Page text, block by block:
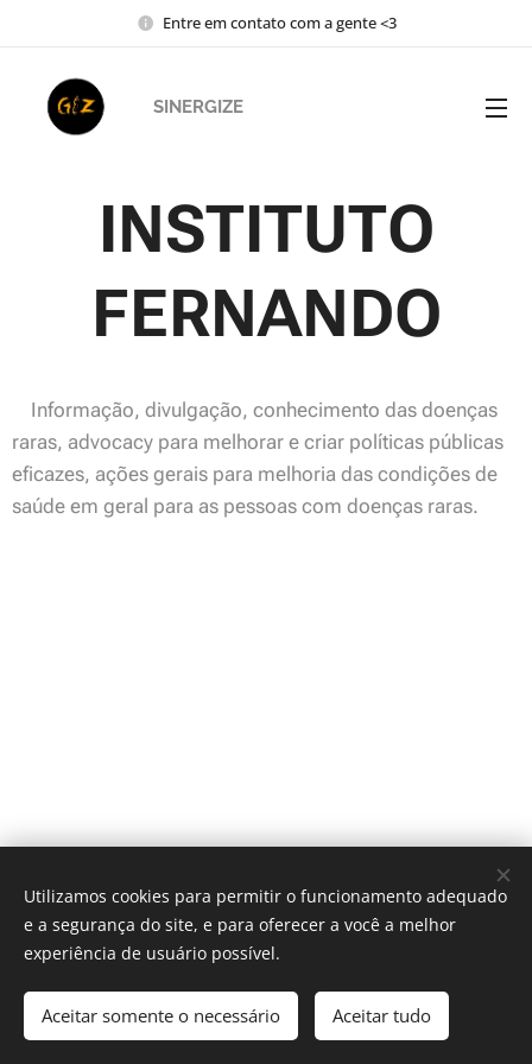
Entre em contato com a gente <3
SINERGIZE
INSTITUTO
FERNANDO
Informação, divulgação, conhecimento das doenças
raras, advocacy para melhorar e criar políticas públicas
eficazes, ações gerais para melhoria das condições de
saúde em geral para as pessoas com doenças raras.
Desenvolvido porWebnode Cookies
Utilizamos cookies para permitir o funcionamento adequado
e a segurança do site, e para oferecer a você a melhor
experiência de usuário possível.
Aceitar somente o necessário Aceitar tudo